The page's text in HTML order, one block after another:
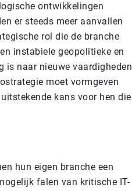
ontwikkelingen
er steeds meer aanvallen
rol die de branche
instabiele geopolitieke en
is naar nieuwe vaardigheden
moet vormgeven
kans voor hen die
hun eigen branche een
falen van kritische IT-